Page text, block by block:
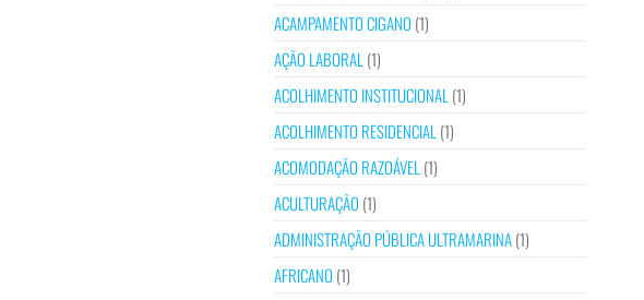
ACAMPAMENTO CIGANO (1)
AÇÃO LABORAL (1)
ACOLHIMENTO INSTITUCIONAL (1)
ACOLHIMENTO RESIDENCIAL (1)
ACOMODAÇÃO RAZOÁVEL (1)
ACULTURAÇÃO (1)
ADMINISTRAÇÃO PÚBLICA ULTRAMARINA(1)
AFRICANO (1)